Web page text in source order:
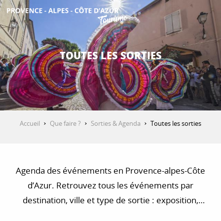
Aller
contenu
principal
DÉCOUVRIR
QUE FAIRE ?
SÉJOURNER
TOUTES LES SORTIES
Accueil Que faire ? Sorties & Agenda Toutes les sorties
Agenda des événements en Provence-alpes-Côte
d’Azur. Retrouvez tous les événements par
destination, ville et type de sortie : exposition,